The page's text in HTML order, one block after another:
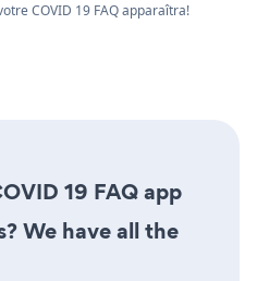
COVID 19 FAQ apparaîtra!
19 FAQ app
We have all the